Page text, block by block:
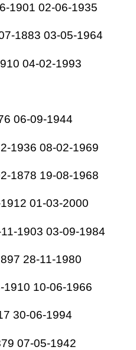
1901 02-06-1935
1883 03-05-1964
04-02-1993
06-09-1944
1936 08-02-1969
1878 19-08-1968
01-03-2000
1903 03-09-1984
28-11-1980
1910 10-06-1966
30-06-1994
07-05-1942